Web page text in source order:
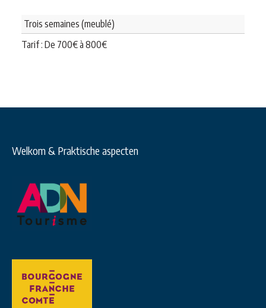
Trois semaines (meublé)
Tarif : De 700€à 800€
Welkom & Praktische aspecten